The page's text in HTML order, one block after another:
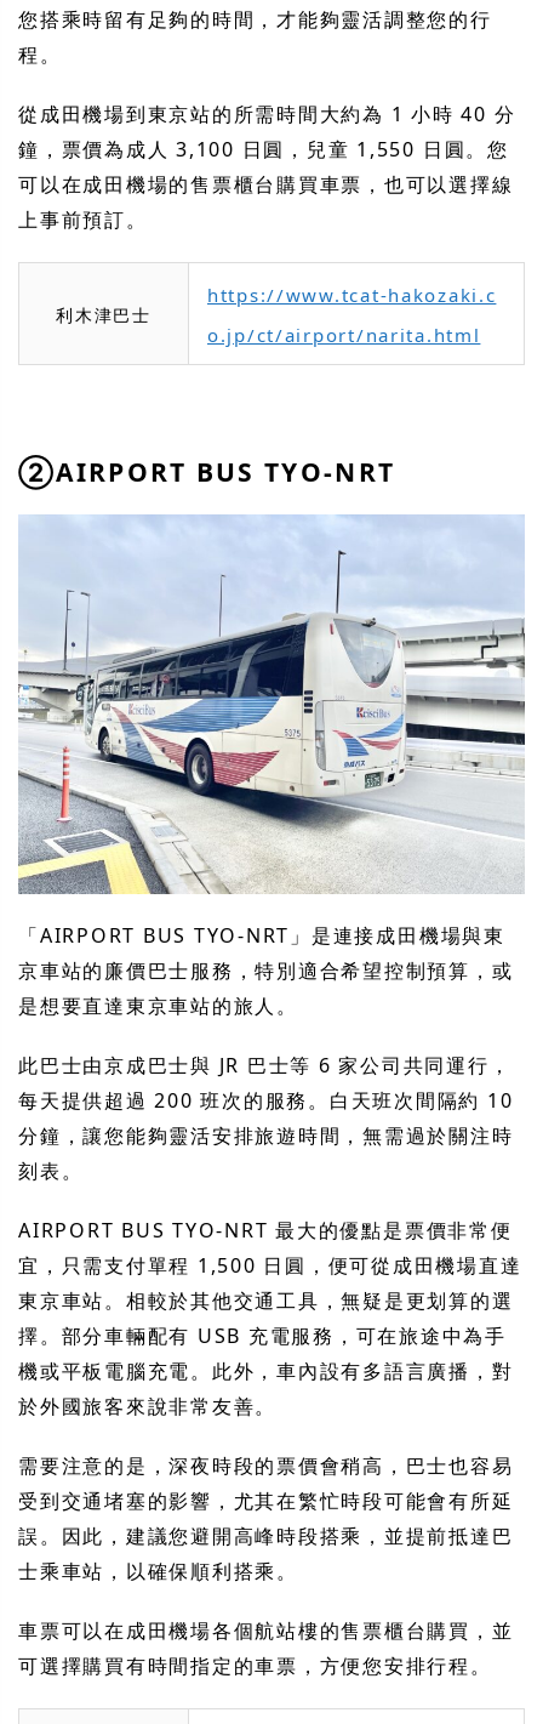
您搭乘時留有足夠的時間，才能夠靈活調整您的行
程。
從成田機場到東京站的所需時間大約為 1 小時 40 分
鐘，票價為成人 3,100 日圓，兒童 1,550 日圓。您
可以在成田機場的售票櫃台購買車票，也可以選擇線
上事前預訂。
利木津巴士
https://www.tcat-hakozaki.c
o.jp/ct/airport/narita.html
②AIRPORT BUS TYO-NRT
「AIRPORT BUS TYO-NRT」是連接成田機場與東
京車站的廉價巴士服務，特別適合希望控制預算，或
是想要直達東京車站的旅人。
此巴士由京成巴士與 JR 巴士等 6 家公司共同運行，
每天提供超過 200 班次的服務。白天班次間隔約 10
分鐘，讓您能夠靈活安排旅遊時間，無需過於關注時
刻表。
AIRPORT BUS TYO-NRT 最大的優點是票價非常便
宜，只需支付單程 1,500 日圓，便可從成田機場直達
東京車站。相較於其他交通工具，無疑是更划算的選
擇。部分車輛配有 USB 充電服務，可在旅途中為手
機或平板電腦充電。此外，車內設有多語言廣播，對
於外國旅客來說非常友善。
需要注意的是，深夜時段的票價會稍高，巴士也容易
受到交通堵塞的影響，尤其在繁忙時段可能會有所延
誤。因此，建議您避開高峰時段搭乘，並提前抵達巴
士乘車站，以確保順利搭乘。
車票可以在成田機場各個航站樓的售票櫃台購買，並
可選擇購買有時間指定的車票，方便您安排行程。